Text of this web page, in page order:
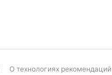
О технологиях рекомендаций